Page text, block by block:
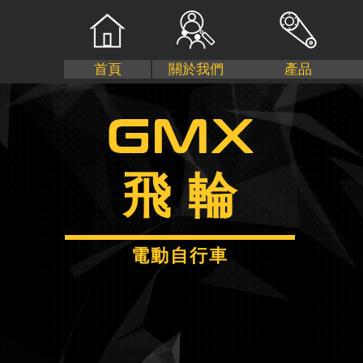
首頁 關於我們 產品
GMX
飛 輪
電動自行車